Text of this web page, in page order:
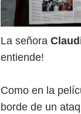
La señora
entiende!
Como en la
borde de un